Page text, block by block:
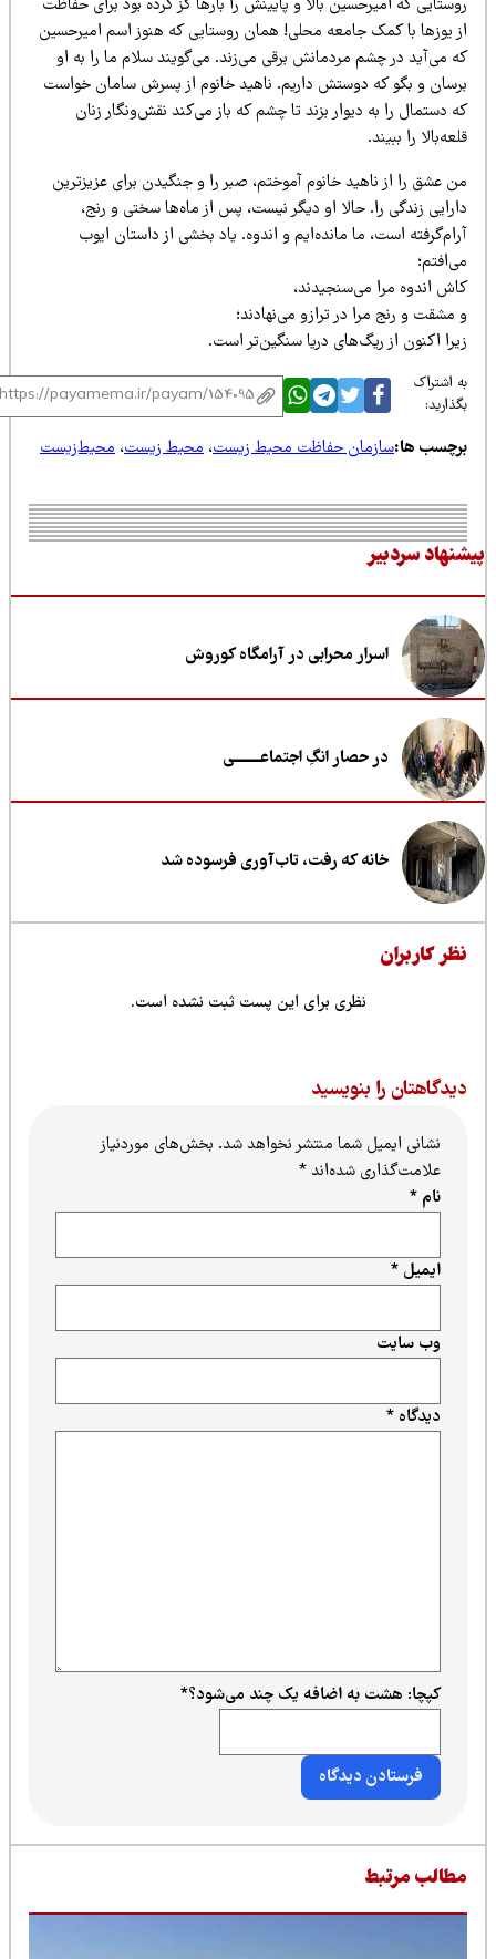
که امیرحسین بالا و پایینش را بارها گز کرده بود برای حفاظت
یوزها با کمک جامعه محلی! همان روستایی که هنوز اسم امیرحسین
می‌آید در چشم مردمانش برقی می‌زند. می‌گویند سلام ما را به او
و بگو که دوستش داریم. ناهید خانوم از پسرش سامان خواست
دستمال را به دیوار بزند تا چشم که باز می‌کند نقش‌ونگار زنان
را ببیند.
عشق را از ناهید خانوم آموختم، صبر را و جنگیدن برای عزیزترین
زندگی را. حالا او دیگر نیست، پس از ماه‌ها سختی و رنج،
است، ما مانده‌ایم و اندوه. یاد بخشی از داستان ایوب
اندوه مرا می‌سنجیدند،
مشقت و رنج مرا در ترازو می‌نهادند؛
اکنون از ریگ‌های دریا سنگین‌تر است.
اشتراک
ها:سازمان حفاظت محیط زیست،محیط زیست،محیط‌زیست
سردبیر
اسرار محرابی در آرامگاه کوروش
در حصار انگِ اجتماعــــــــی
خانه که رفت، تاب‌آوری فرسوده شد
کاربران
نظری برای این پست ثبت نشده است.
را بنویسید
نشانی ایمیل شما منتشر نخواهد شد.بخش‌های موردنیاز
علامت‌گذاری شده‌اند*
دیدگاه*
ایمیل*
وب‌ سایت
کپچا: هشت به اضافه یک چند می‌شود؟*
مرتبط